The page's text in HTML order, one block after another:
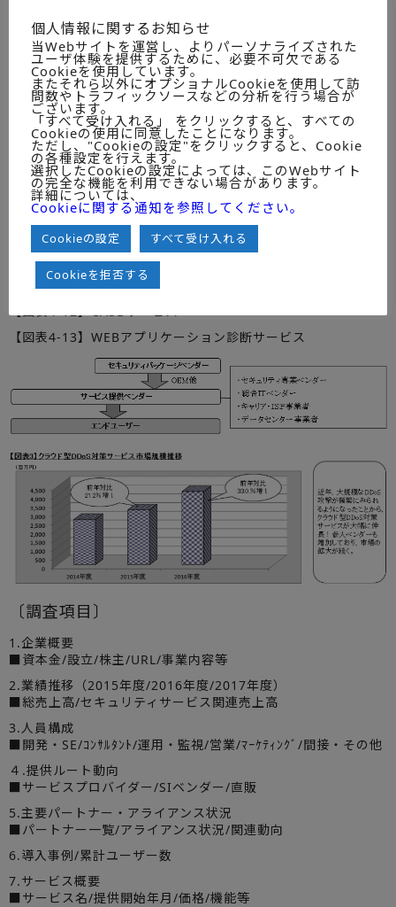
【図表4-1】セキュリティ監視・運用サービス
【図表4-2】SIEM運用サービス
【図表4-3】クラウド型アンチウイルスサービス
【図表4-4】クラウド型WAFサービス
【図表4-5】クラウド型DDoS対策サービス
【図表4-6】Webセキュリティ監視・運用サービス
【図表4-7】メールセキュリティ監視・運用サービス
【図表4-8】メールアーカイブサービス
【図表4-9】統合ログ管理サービス
【図表4-10】資産管理サービス
【図表4-11】モバイルデバイス管理（MDM）サービス
【図表4-12】CASBサービス
【図表4-13】WEBアプリケーション診断サービス
〔調査項目〕
1.企業概要
■資本金/設立/株主/URL/事業内容等
2.業績推移（2015年度/2016年度/2017年度）
■総売上高/セキュリティサービス関連売上高
3.人員構成
■開発・SE/ｺﾝｻﾙﾀﾝﾄ/運用・監視/営業/ﾏｰｹﾃｨﾝｸﾞ/間接・その他
４.提供ルート動向
■サービスプロバイダー/SIベンダー/直販
5.主要パートナー・アライアンス状況
■パートナー一覧/アライアンス状況/関連動向
6.導入事例/累計ユーザー数
7.サービス概要
■サービス名/提供開始年月/価格/機能等
個人情報に関するお知らせ
当Webサイトを運営し、よりパーソナライズされた
ユーザ体験を提供するために、必要不可欠である
Cookieを使用しています。
またそれら以外にオプショナルCookieを使用して訪
問数やトラフィックソースなどの分析を行う場合が
ございます。
「すべて受け入れる」 をクリックすると、すべての
Cookieの使用に同意したことになります。
ただし、"Cookieの設定"をクリックすると、Cookie
の各種設定を行えます。
選択したCookieの設定によっては、このWebサイト
の完全な機能を利用できない場合があります。
詳細については、
Cookieに関する通知を参照してください。
Cookieの設定 すべて受け入れる
Cookieを拒否する